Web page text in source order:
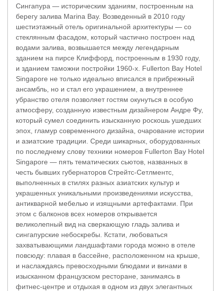
Сингапура — историческим зданиям, построенным на
берегу залива Marina Bay. Возведенный в 2010 году
шестиэтажный отель оригинальной архитектуры — со
стеклянным фасадом, который частично построен над
водами залива, возвышается между легендарным
зданием на пирсе Клиффорд, построенным в 1930 году,
и зданием таможни постройки 1960-х. Fullerton Bay Hotel
Singapore не только идеально вписался в прибрежный
ансамбль, но и стал его украшением, а внутреннее
убранство отеля позволяет гостям окунуться в особую
атмосферу, созданную известным дизайнером Андре Фу,
который сумел соединить изысканную роскошь ушедших
эпох, гламур современного дизайна, очарование истории
и азиатские традиции. Среди шикарных, оборудованных
по последнему слову техники номеров Fullerton Bay Hotel
Singapore — пять тематических сьютов, названных в
честь бывших губернаторов Стрейтс-Сетлментс,
выполненных в стилях разных азиатских культур и
украшенных уникальными произведениями искусства,
антикварной мебелью и изящными артефактами. При
этом с балконов всех номеров открывается
великолепный вид на сверкающую гладь залива и
сингапурские небоскребы. Кстати, любоваться
захватывающими ландшафтами города можно в отеле
повсюду: плавая в бассейне, расположенном на крыше,
и наслаждаясь превосходными блюдами и винами в
изысканном французском ресторане, занимаясь в
фитнес-центре и отдыхая в одном из двух элегантных